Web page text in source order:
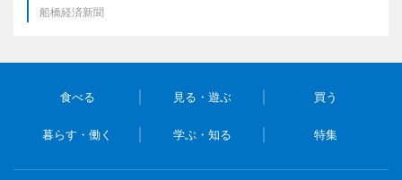
船橋経済新聞
食べる 見る・遊ぶ 買う
暮らす・働く 学ぶ・知る 特集